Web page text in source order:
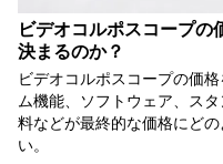
ビデオコルポスコープの
決まるのか？
ビデオコルポスコープの価
ム機能、ソフトウェア、ス
料などが最終的な価格にど
い。